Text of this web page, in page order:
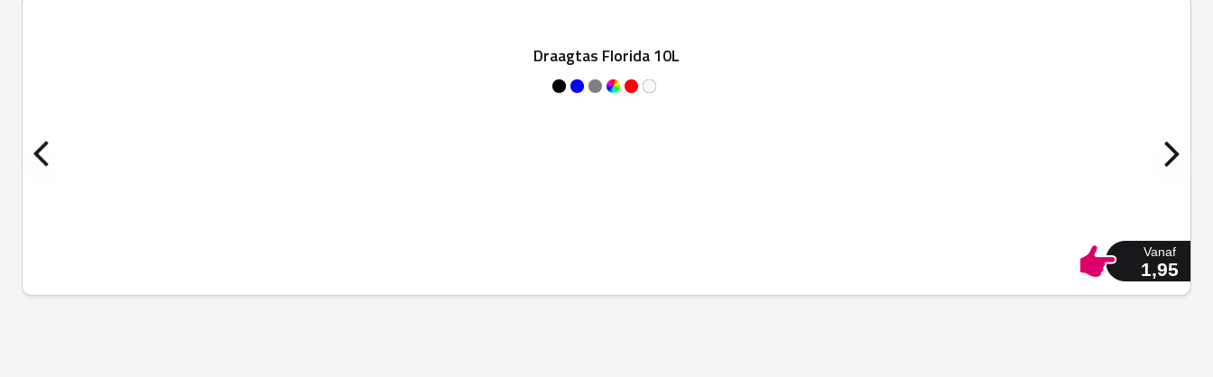
Draagtas Florida 10L
Vanaf
1,95